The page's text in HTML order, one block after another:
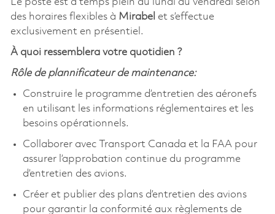
Le poste est à temps plein du lundi au vendredi selon
des horaires flexibles à Mirabel et s’effectue
exclusivement en présentiel.
À quoi ressemblera votre quotidien ?
Rôle de plannificateur de maintenance:
Construire le programme d’entretien des aéronefs
en utilisant les informations réglementaires et les
besoins opérationnels.
Collaborer avec Transport Canada et la FAA pour
assurer l’approbation continue du programme
d’entretien des avions.
Créer et publier des plans d’entretien des avions
pour garantir la conformité aux règlements de